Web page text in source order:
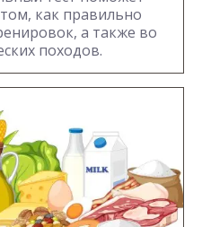
как правильно
а также во
походов.